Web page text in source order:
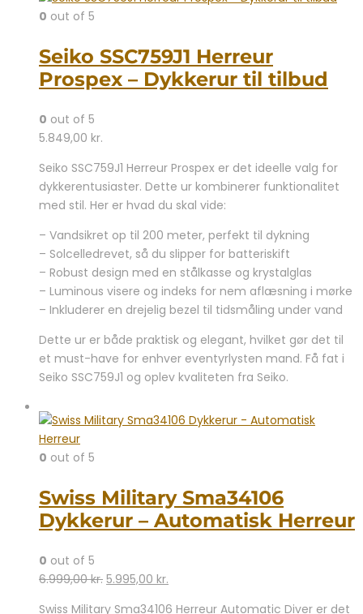
0 out of 5
Seiko SSC759J1 Herreur
Prospex – Dykkerur til tilbud
0 out of 5
5.849,00 kr.
Seiko SSC759J1 Herreur Prospex er det ideelle valg for
dykkerentusiaster. Dette ur kombinerer funktionalitet
med stil. Her er hvad du skal vide:
– Vandsikret op til 200 meter, perfekt til dykning
– Solcelledrevet, så du slipper for batteriskift
– Robust design med en stålkasse og krystalglas
– Luminous visere og indeks for nem aflæsning i mørke
– Inkluderer en drejelig bezel til tidsmåling under vand
Dette ur er både praktisk og elegant, hvilket gør det til
et must-have for enhver eventyrlysten mand. Få fat i
Seiko SSC759J1 og oplev kvaliteten fra Seiko.
0 out of 5
Swiss Military Sma34106
Dykkerur – Automatisk Herreur
0 out of 5
6.999,00kr. Den
5.995,00 kr.
Swiss Military Sma34106 Herreur Automatic Diver er det